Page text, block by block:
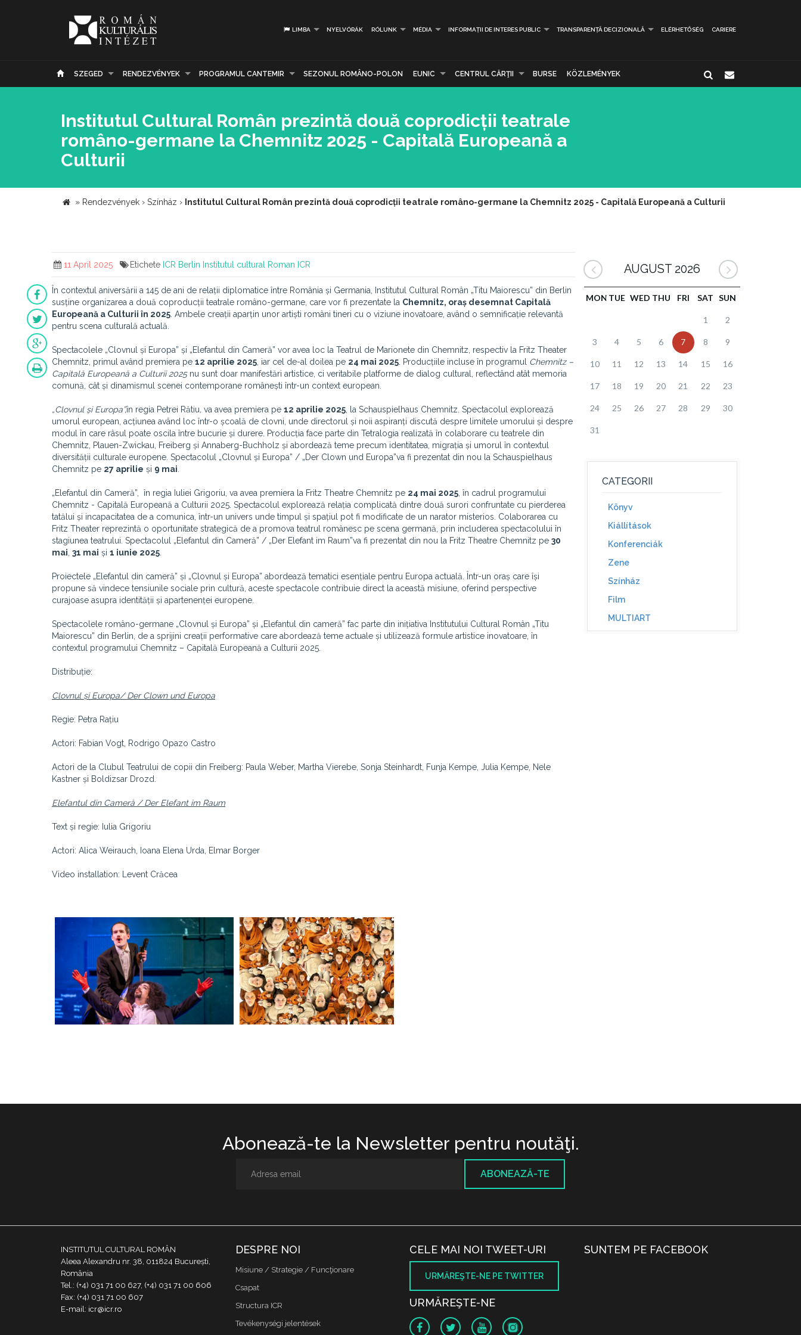
LIMBA NYELVÓRÁK RÓLUNK MÉDIA INFORMAȚII DE INTERES PUBLIC TRANSPARENȚĂ DECIZIONALĂ ELÉRHETŐSÉG CARIERE
SZEGED RENDEZVÉNYEK PROGRAMUL CANTEMIR SEZONUL ROMÂNO-POLON EUNIC CENTRUL CĂRŢII BURSE KÖZLEMÉNYEK
Institutul Cultural Român prezintă două coprodicții teatrale
româno-germane la Chemnitz 2025 - Capitală Europeană a
Culturii
» Rendezvények › Színház › Institutul Cultural Român prezintă două coprodicții teatrale româno-germane la Chemnitz 2025 - Capitală Europeană a Culturii
11 April 2025 Etichete ICR Berlin Institutul cultural Roman ICR
În contextul aniversării a 145 de ani de relații diplomatice între România și Germania, Institutul Cultural Român „Titu Maiorescu” din Berlin
susține organizarea a două coproducții teatrale româno-germane, care vor fi prezentate la Chemnitz, oraș desemnat Capitală
Europeană a Culturii în 2025 . Ambele creații aparțin unor artiști români tineri cu o viziune inovatoare, având o semnificație relevantă
pentru scena culturală actuală.
Spectacolele „Clovnul și Europa” și „Elefantul din Cameră” vor avea loc la Teatrul de Marionete din Chemnitz, respectiv la Fritz Theater
Chemnitz, primul având premiera pe 12 aprilie 2025 , iar cel de-al doilea pe 24 mai 2025 . Producțiile incluse în programul Chemnitz –
Capitală Europeană a Culturii 2025nu sunt doar manifestări artistice, ci veritabile platforme de dialog cultural, reflectând atât memoria
comună, cât și dinamismul scenei contemporane românești într-un context european.
„Clovnul și Europa”,în regia Petrei Rătiu, va avea premiera pe 12 aprilie 2025 , la Schauspielhaus Chemnitz. Spectacolul explorează
umorul european, acțiunea având loc într-o școală de clovni, unde directorul și noii aspiranți discută despre limitele umorului și despre
modul în care râsul poate oscila între bucurie și durere. Producția face parte din Tetralogia realizată în colaborare cu teatrele din
Chemnitz, Plauen-Zwickau, Freiberg și Annaberg-Buchholz și abordează teme precum identitatea, migrația și umorul în contextul
diversității culturale europene. Spectacolul „Clovnul și Europa” / „Der Clown und Europa”va fi prezentat din nou la Schauspielhaus
Chemnitz pe 27 aprilie și 9 mai
„Elefantul din Cameră”, în regia Iuliei Grigoriu, va avea premiera la Fritz Theatre Chemnitz pe 24 mai 2025 , în cadrul programului
Chemnitz - Capitală Europeană a Culturii 2025. Spectacolul explorează relația complicată dintre două surori confruntate cu pierderea
tatălui și incapacitatea de a comunica, într-un univers unde timpul și spațiul pot fi modificate de un narator misterios. Colaborarea cu
Fritz Theater reprezintă o oportunitate strategică de a promova teatrul românesc pe scena germană, prin includerea spectacolului în
stagiunea teatrului. Spectacolul „Elefantul din Cameră” / „Der Elefant im Raum”va fi prezentat din nou la Fritz Theatre Chemnitz pe 30
mai 31 mai și 1 iunie 2025
Proiectele „Elefantul din cameră” și „Clovnul și Europa” abordează tematici esențiale pentru Europa actuală. Într-un oraș care își
propune să vindece tensiunile sociale prin cultură, aceste spectacole contribuie direct la această misiune, oferind perspective
curajoase asupra identității și apartenenței europene.
Spectacolele româno-germane „Clovnul și Europa” și „Elefantul din cameră” fac parte din inițiativa Institutului Cultural Român „Titu
Maiorescu” din Berlin, de a sprijini creații performative care abordează teme actuale și utilizează formule artistice inovatoare, în
contextul programului Chemnitz – Capitală Europeană a Culturii 2025.
Distribuție:
Clovnul și Europa/ Der Clown und Europa
Regie: Petra Rațiu
Actori: Fabian Vogt, Rodrigo Opazo Castro
Actori de la Clubul Teatrului de copii din Freiberg: Paula Weber, Martha Vierebe, Sonja Steinhardt, Funja Kempe, Julia Kempe, Nele
Kastner și Boldizsar Drozd.
Elefantul din Cameră / Der Elefant im Raum
Text și regie: Iulia Grigoriu
Actori: Alica Weirauch, Ioana Elena Urda, Elmar Borger
Video installation: Levent Crăcea
AUGUST 2026
MON TUE WED THU FRI SAT SUN
1 2
3 4 5 6 7 8 9
10 11 12 13 14 15 16
17 18 19 20 21 22 23
24 25 26 27 28 29 30
31
CATEGORII
Könyv
Kiállítások
Konferenciák
Zene
Színház
Film
MULTIART
Abonează-te la Newsletter pentru noutăţi.
ABONEAZĂ-TE
INSTITUTUL CULTURAL ROMÂN
Aleea Alexandru nr. 38, 011824 București,
România
Tel.: (+4) 031 71 00 627, (+4) 031 71 00 606
Fax: (+4) 031 71 00 607
E-mail: icr@icr.ro
DESPRE NOI
Misiune / Strategie / Funcţionare
Csapat
Structura ICR
Tevékenységi jelentések
CELE MAI NOI TWEET-URI
URMĂREŞTE-NE PE TWITTER
URMĂREŞTE-NE
SUNTEM PE FACEBOOK